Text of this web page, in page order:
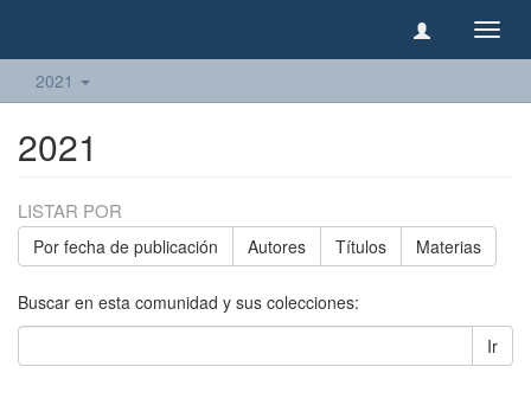
2021
2021
LISTAR POR
Por fecha de publicación Autores Títulos Materias
Buscar en esta comunidad y sus colecciones:
Ir